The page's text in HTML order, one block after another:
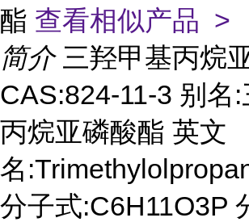
酯 查看相似产品 >
简介 三羟甲基丙烷
CAS:824-11-3 别名
丙烷亚磷酸酯 英文
名
分子式:C6H11O3P